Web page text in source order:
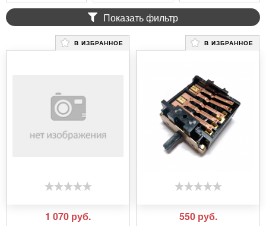
Показать фильтр
В ИЗБРАННОЕ
1 070 руб.
В ИЗБРАННОЕ
550 руб.